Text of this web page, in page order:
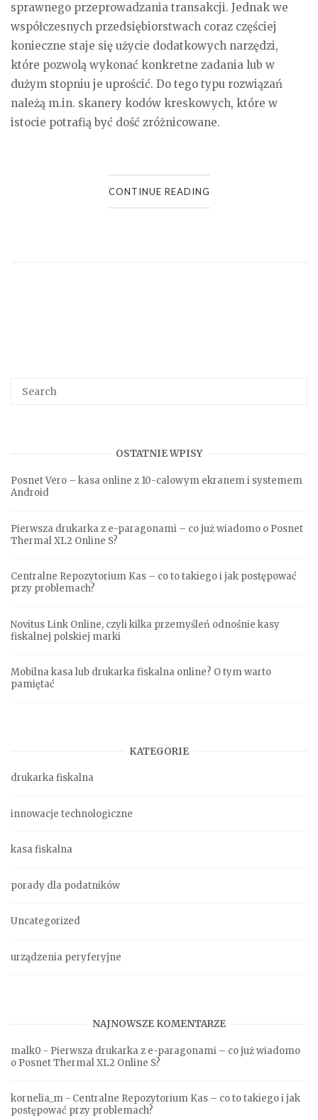
sprawnego przeprowadzania transakcji. Jednak we
współczesnych przedsiębiorstwach coraz częściej
konieczne staje się użycie dodatkowych narzędzi,
które pozwolą wykonać konkretne zadania lub w
dużym stopniu je uprościć. Do tego typu rozwiązań
należą m.in. skanery kodów kreskowych, które w
istocie potrafią być dość zróżnicowane.
CONTINUE READING
Search
OSTATNIE WPISY
Posnet Vero – kasa online z 10-calowym ekranem i systemem
Android
Pierwsza drukarka z e-paragonami – co już wiadomo o Posnet
Thermal XL2 Online S?
Centralne Repozytorium Kas – co to takiego i jak postępować
przy problemach?
Novitus Link Online, czyli kilka przemyśleń odnośnie kasy
fiskalnej polskiej marki
Mobilna kasa lub drukarka fiskalna online? O tym warto
pamiętać
KATEGORIE
drukarka fiskalna
innowacje technologiczne
kasa fiskalna
porady dla podatników
Uncategorized
urządzenia peryferyjne
NAJNOWSZE KOMENTARZE
malk0 - Pierwsza drukarka z e-paragonami – co już wiadomo
o Posnet Thermal XL2 Online S?
kornelia_m - Centralne Repozytorium Kas – co to takiego i jak
postępować przy problemach?